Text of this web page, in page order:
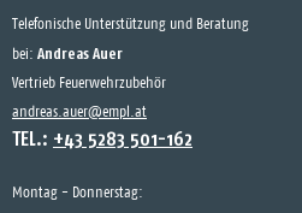
Telefonische Unterstützung und Beratung
bei: Andreas Auer
Vertrieb Feuerwehrzubehör
andreas.auer@empl.at
TEL.: +43 5283 501-162
Montag - Donnerstag: